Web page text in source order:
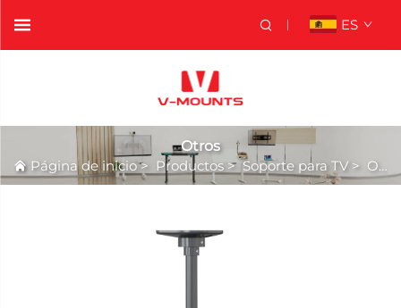
ES
Otros
Página de inicio> Productos>Soporte para TV> Otros